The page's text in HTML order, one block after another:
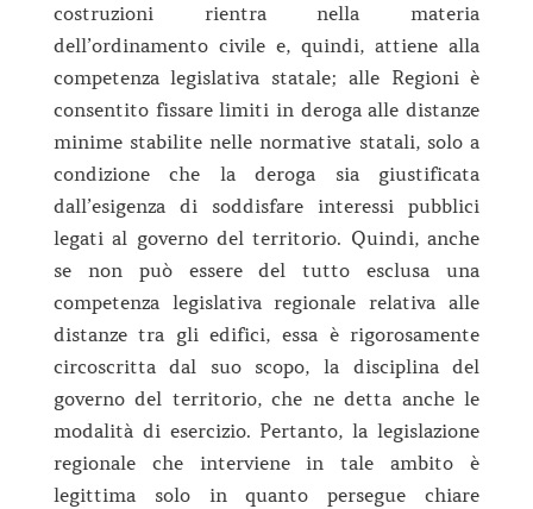
costruzioni rientra nella materia
dell’ordinamento civile e, quindi, attiene alla
competenza legislativa statale; alle Regioni è
consentito fissare limiti in deroga alle distanze
minime stabilite nelle normative statali, solo a
condizione che la deroga sia giustificata
dall’esigenza di soddisfare interessi pubblici
legati al governo del territorio. Quindi, anche
se non può essere del tutto esclusa una
competenza legislativa regionale relativa alle
distanze tra gli edifici, essa è rigorosamente
circoscritta dal suo scopo, la disciplina del
governo del territorio, che ne detta anche le
modalità di esercizio. Pertanto, la legislazione
regionale che interviene in tale ambito è
legittima solo in quanto persegue chiare